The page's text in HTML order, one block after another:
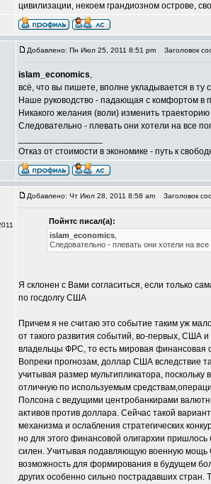
цивилизации, некоем грандиозном острове,
Добавлено: Пн Июл 25, 2011 8:51 pm Заголовок
islam_economics,
всё, что вы пишете, вполне укладывается в ту
Наше руководство - падающая с комфортом в
Никакого желания (воли) изменить
Следовательно - плевать они хотели на все
Отказ от стоимости в экономике - путь к
Добавлено: Чт Июл 28, 2011 8:58 am Заголовок
Пойнтс писал(а):
islam_economics
Следовательно - плевать они хотели на
Я склонен с Вами согласиться, если только
по госдолгу США
Причем я не считаю это событие таким уж
от такого развития событий, во-первых, США и
владельцы ФРС, то есть мировая финансовая
Вопреки прогнозам, доллар США вследствие
учитывая размер мультипликатора,
отличную по используемым
Полсона с ведущими центробанкирами
активов против доллара. Сейчас такой
механизма и ослабления стратегических
но для этого финансовой олигархии
силен. Учитывая подавляющую военную мощь
возможность для формирования в будущем
других особенно сильно пострадавших стран.